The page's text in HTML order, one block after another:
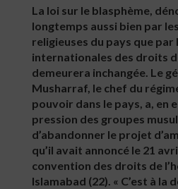
La loi sur le blasphème,
longtemps aussi bien par
religieuses du pays que
internationales des droits
demeurera inchangée. Le
Musharraf, le chef du
pouvoir dans le pays, a, en
pression des groupes
d’abandonner le projet
qu’il avait annoncé le 21
convention des droits de
Islamabad (22). « C’est à la